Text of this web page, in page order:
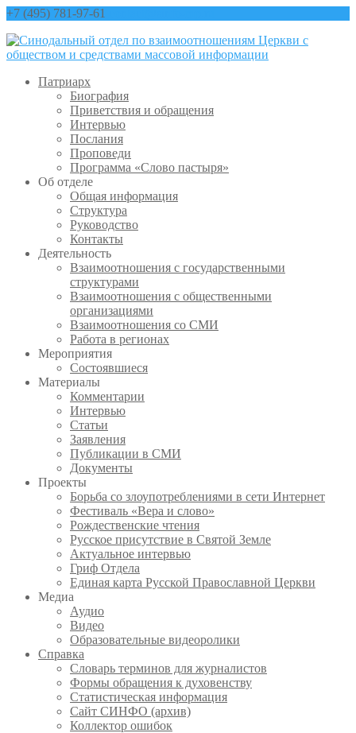
+7 (495) 781-97-61
Патриарх
Биография
Приветствия и обращения
Интервью
Послания
Проповеди
Программа «Слово пастыря»
Об отделе
Общая информация
Структура
Руководство
Контакты
Деятельность
Взаимоотношения с государственными
структурами
Взаимоотношения с общественными
организациями
Взаимоотношения со СМИ
Работа в регионах
Мероприятия
Состоявшиеся
Материалы
Комментарии
Интервью
Статьи
Заявления
Публикации в СМИ
Документы
Проекты
Борьба со злоупотреблениями в сети Интернет
Фестиваль «Вера и слово»
Рождественские чтения
Русское присутствие в Святой Земле
Актуальное интервью
Гриф Отдела
Единая карта Русской Православной Церкви
Медиа
Аудио
Видео
Образовательные видеоролики
Справка
Словарь терминов для журналистов
Формы обращения к духовенству
Статистическая информация
Сайт СИНФО (архив)
Коллектор ошибок